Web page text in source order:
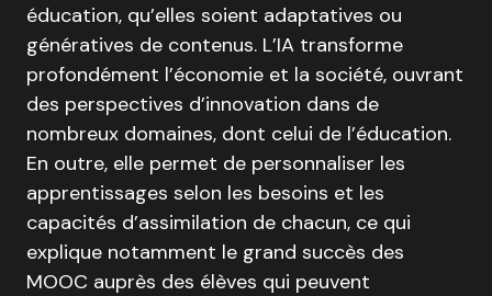
éducation, qu’elles soient adaptatives ou
génératives de contenus. L’IA transforme
profondément l’économie et la société, ouvrant
des perspectives d’innovation dans de
nombreux domaines, dont celui de l’éducation.
En outre, elle permet de personnaliser les
apprentissages selon les besoins et les
capacités d’assimilation de chacun, ce qui
explique notamment le grand succès des
MOOC auprès des élèves qui peuvent